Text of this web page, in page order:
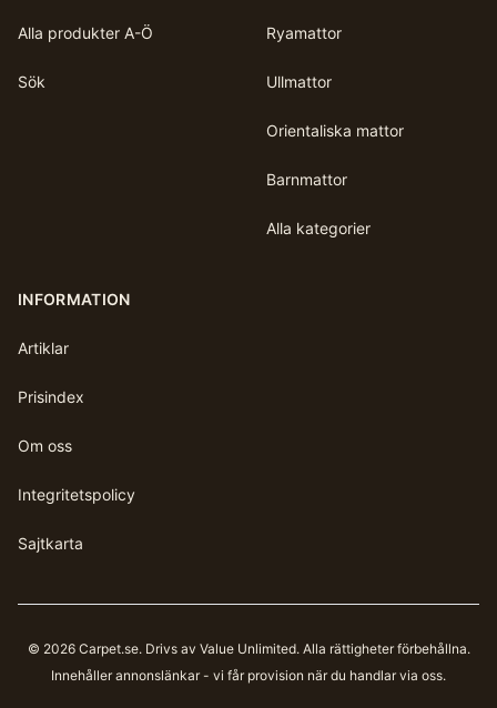
Alla produkter A-Ö
Sök
Ryamattor
Ullmattor
Orientaliska mattor
Barnmattor
Alla kategorier
INFORMATION
Artiklar
Prisindex
Om oss
Integritetspolicy
Sajtkarta
© 2026 Carpet.se. Drivs av Value Unlimited. Alla rättigheter förbehållna.
Innehåller annonslänkar - vi får provision när du handlar via oss.